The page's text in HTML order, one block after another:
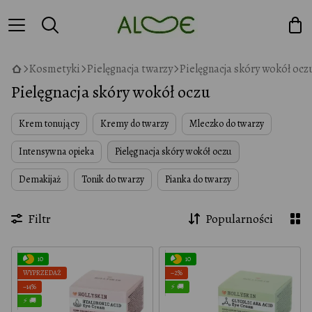
Kosmetyki Pielęgnacja twarzy Pielęgnacja skóry wokół
Pielęgnacja skóry wokół oczu
Krem tonujący Kremy do twarzy Mleczko do twarzy
Intensywna opieka Pielęgnacja skóry wokół oczu
Demakijaż Tonik do twarzy Pianka do twarzy
Filtr Popularności
10
WYPRZEDAŻ
−14%
⚡ 🚚
10
−2%
⚡ 🚚